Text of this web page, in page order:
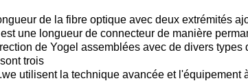
de la fibre optique avec deux extrémités
une longueur de connecteur de manière
de Yogel assemblées avec de divers types
trois
utilisent la technique avancée et l'équipement